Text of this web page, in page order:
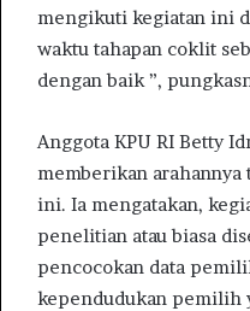
mengikuti kegiatan ini
waktu tahapan coklit
dengan baik ”,
Anggota KPU RI Betty
memberikan
ini. Ia mengatakan,
penelitian atau biasa
pencocokan data
kependudukan pemilih